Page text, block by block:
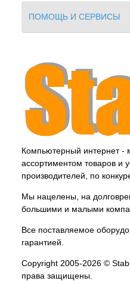
ПОМОЩЬ И СЕРВИСЫ
Компьютерный интернет -
ассортиментом товаров и
производителей, по
Мы нацелены, на
большими и малыми
Все поставляемое
гарантией.
Copyright 2005-2026 ©
права защищены.